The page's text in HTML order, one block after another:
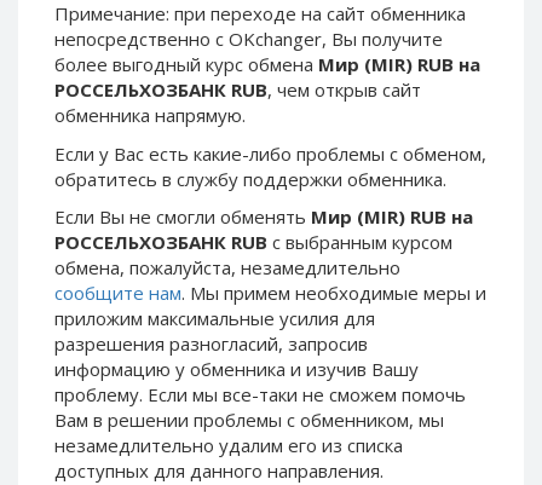
Примечание: при переходе на сайт обменника
непосредственно c OKchanger, Вы получите
более выгодный курс обмена Мир (MIR) RUB на
РОССЕЛЬХОЗБАНК RUB, чем открыв сайт
обменника напрямую.
Если у Вас есть какие-либо проблемы с обменом,
обратитесь в службу поддержки обменника.
Если Вы не смогли обменять Мир (MIR) RUB на
РОССЕЛЬХОЗБАНК RUB с выбранным курсом
обмена, пожалуйста, незамедлительно
сообщите нам. Мы примем необходимые меры и
приложим максимальные усилия для
разрешения разногласий, запросив
информацию у обменника и изучив Вашу
проблему. Если мы все-таки не сможем помочь
Вам в решении проблемы c обменником, мы
незамедлительно удалим его из списка
доступных для данного направления.
Epay EUR
Phone Balance RUB
Phone Balance UAH
Neteller USD
Neteller EUR
Neteller INR
Neteller PLN
Neteller GBP
Neteller NOK
Neteller SEK
PaySera USD
PaySera EUR
Epay EUR
Phone Balance RUB
Phone Balance UAH
Neteller USD
Neteller EUR
Neteller INR
Neteller PLN
Neteller GBP
Neteller NOK
Neteller SEK
PaySera USD
PaySera EUR